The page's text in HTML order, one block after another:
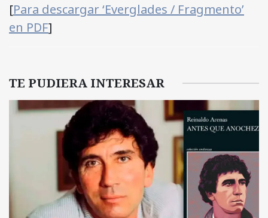
[Para descargar ‘Everglades / Fragmento’
en PDF]
TE PUDIERA INTERESAR